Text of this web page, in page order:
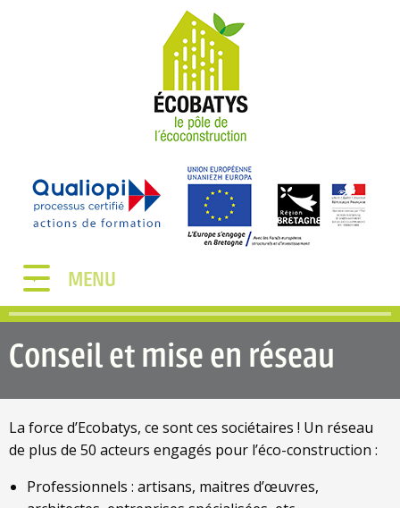
MENU
Conseil et mise en réseau
La force d’Ecobatys, ce sont ces sociétaires ! Un réseau
de plus de 50 acteurs engagés pour l’éco-construction :
Professionnels : artisans, maitres d’œuvres,